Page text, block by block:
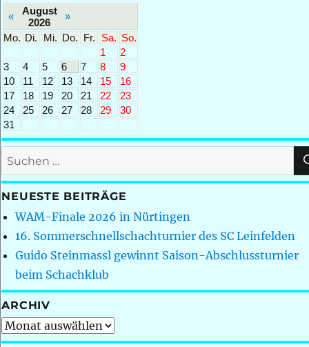
«
August
2026
»
Mo. Di. Mi. Do. Fr. Sa. So.
1
2
3
4 5 6 7 8
9
10
11 12 13 14 15
16
17
18 19 20 21 22
23
24
25 26 27 28 29
30
31
Suchen
nach:
NEUESTE BEITRÄGE
WAM-Finale 2026 in Nürtingen
16. Sommerschnellschachturnier des SC Leinfelden
Guido Steinmassl gewinnt Saison-Abschlussturnier
beim Schachklub
ARCHIV
Archiv